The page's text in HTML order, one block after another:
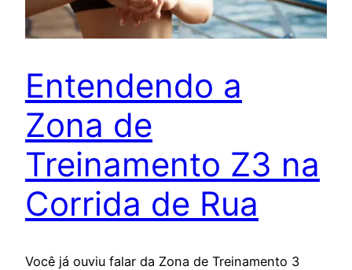
Entendendo a
Zona de
Treinamento Z3 na
Corrida de Rua
Você já ouviu falar da Zona de Treinamento 3